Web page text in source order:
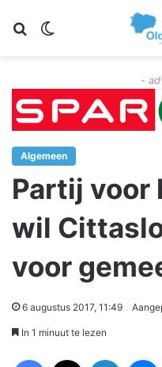
Zoeken
-
Algemeen
Partij voor
wil
voor
6 augustus 2017, 11:49
In 1 minuut te lezen